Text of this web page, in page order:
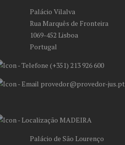
Palácio Vilalva
Rua Marquês de Fronteira
1069-452 Lisboa
Portugal
(+351) 213 926 600
provedor@provedor-jus.pt
MADEIRA
Palácio de São Lourenço